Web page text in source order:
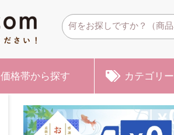
価格帯から探す カテゴリー